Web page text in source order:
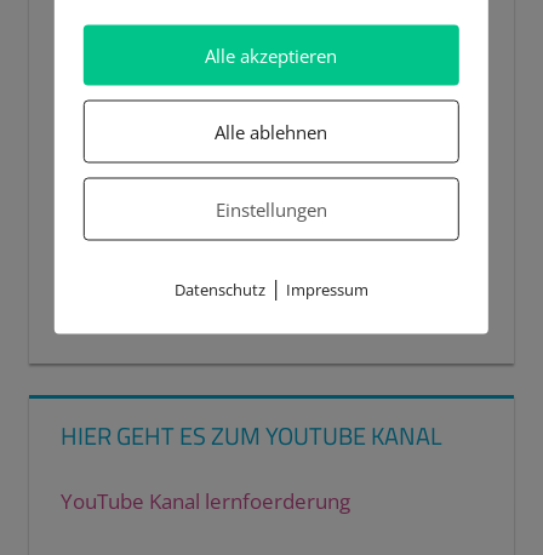
HIER GEHT ES ZUM YOUTUBE KANAL
YouTube Kanal lernfoerderung
Alle akzeptieren
Alle ablehnen
Einstellungen
Datenschutz| Impressum